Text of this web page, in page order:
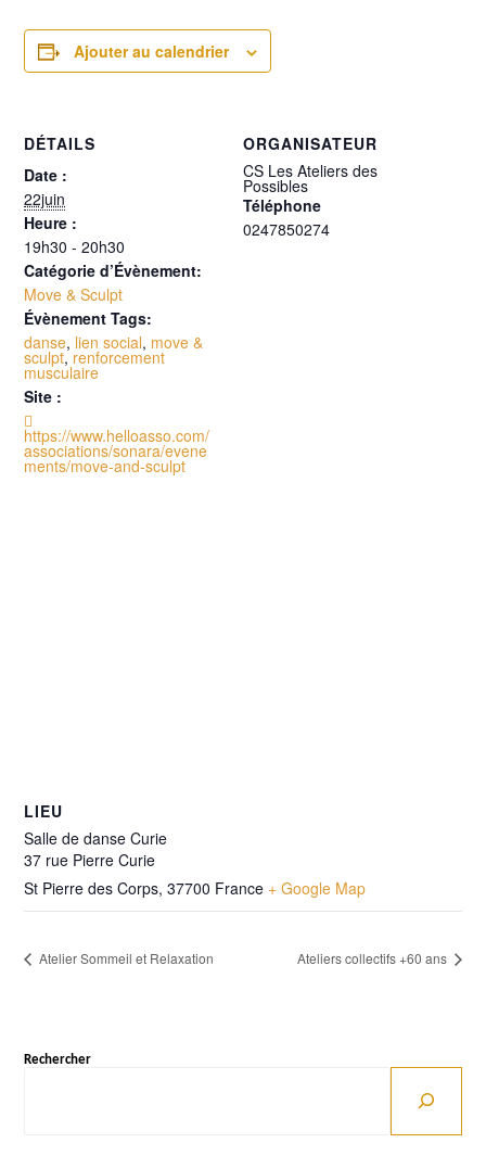
Ajouter au calendrier
DÉTAILS
Date :
22juin
Heure :
19h30 - 20h30
Catégorie d’Évènement:
Move & Sculpt
Évènement Tags:
danse, lien social, move &
sculpt, renforcement
musculaire
Site :

https://www.helloasso.com/
associations/sonara/evene
ments/move-and-sculpt
ORGANISATEUR
CS Les Ateliers des
Possibles
Téléphone
0247850274
LIEU
Salle de danse Curie
37 rue Pierre Curie
St Pierre des Corps, 37700 France + Google Map
Atelier Sommeil et Relaxation Ateliers collectifs +60 ans
Rechercher